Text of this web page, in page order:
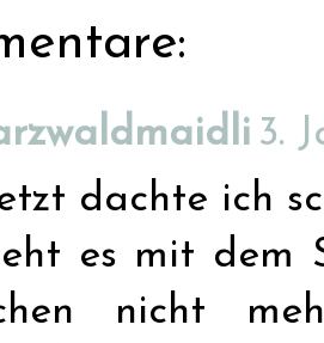
3.
dachte ich
es mit dem
nicht